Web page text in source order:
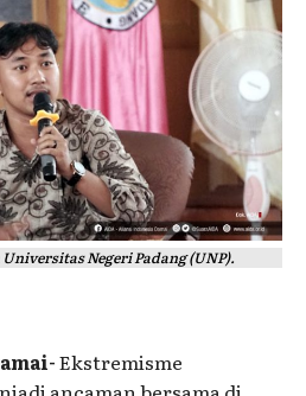
Negeri Padang (UNP).
Ekstremisme